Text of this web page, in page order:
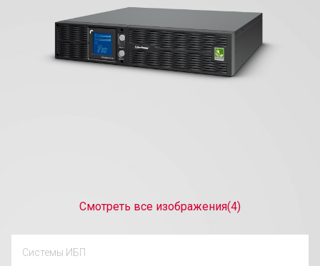
Смотреть все изображения(4)
Системы ИБП